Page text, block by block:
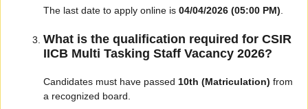
The last date to apply online is 04/04/2026 (05:00 PM)
What is the qualification required for CSIR
IICB Multi Tasking Staff Vacancy 2026?
Candidates must have passed 10th (Matriculation) from
a recognized board.